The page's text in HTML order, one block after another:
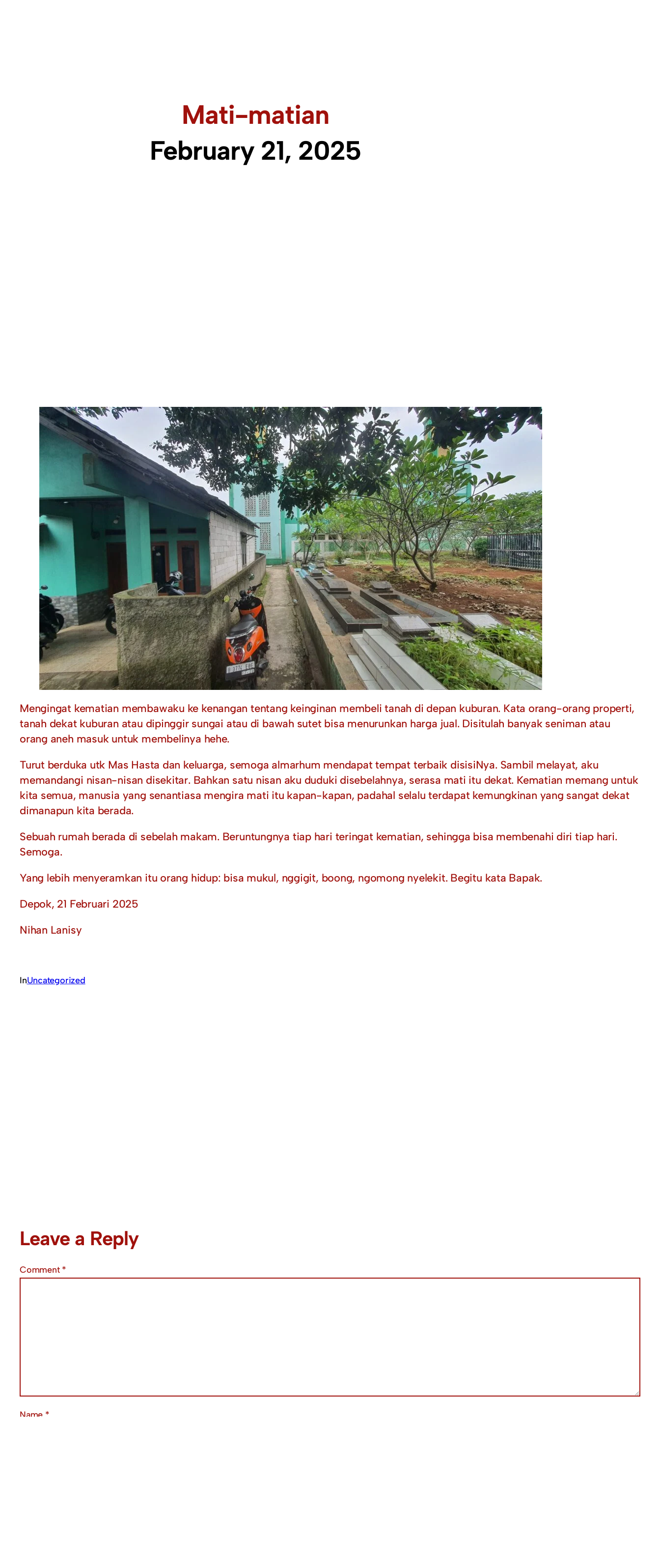
Mati-matian
February 21, 2025
Mengingat kematian membawaku ke kenangan tentang keinginan membeli tanah di depan kuburan. Kata orang-orang properti,
tanah dekat kuburan atau dipinggir sungai atau di bawah sutet bisa menurunkan harga jual. Disitulah banyak seniman atau
orang aneh masuk untuk membelinya hehe.
Turut berduka utk Mas Hasta dan keluarga, semoga almarhum mendapat tempat terbaik disisiNya. Sambil melayat, aku
memandangi nisan-nisan disekitar. Bahkan satu nisan aku duduki disebelahnya, serasa mati itu dekat. Kematian memang untuk
kita semua, manusia yang senantiasa mengira mati itu kapan-kapan, padahal selalu terdapat kemungkinan yang sangat dekat
dimanapun kita berada.
Sebuah rumah berada di sebelah makam. Beruntungnya tiap hari teringat kematian, sehingga bisa membenahi diri tiap hari.
Semoga.
Yang lebih menyeramkan itu orang hidup: bisa mukul, nggigit, boong, ngomong nyelekit. Begitu kata Bapak.
Depok, 21 Februari 2025
Nihan Lanisy
InUncategorized
Leave a Reply
Comment *
Name *